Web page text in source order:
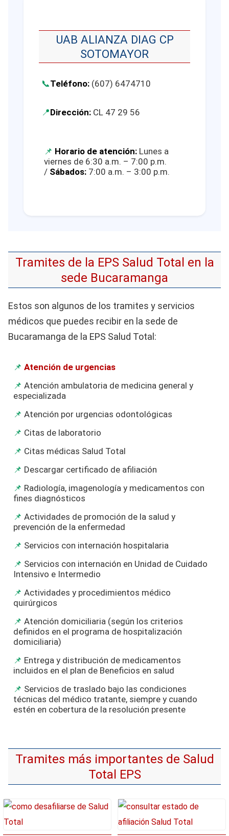
UAB ALIANZA DIAG CP
SOTOMAYOR
Teléfono: (607) 6474710
Dirección: CL 47 29 56
Horario de atención: Lunes a
viernes de 6:30 a.m. – 7:00 p.m.
/ Sábados: 7:00 a.m. – 3:00 p.m.
Tramites de la EPS Salud Total en la
sede Bucaramanga
Estos son algunos de los tramites y servicios
médicos que puedes recibir en la sede de
Bucaramanga de la EPS Salud Total:
Atención de urgencias
Atención ambulatoria de medicina general y
especializada
Atención por urgencias odontológicas
Citas de laboratorio
Citas médicas Salud Total
Descargar certificado de afiliación
Radiología, imagenología y medicamentos con
fines diagnósticos
Actividades de promoción de la salud y
prevención de la enfermedad
Servicios con internación hospitalaria
Servicios con internación en Unidad de Cuidado
Intensivo e Intermedio
Actividades y procedimientos médico
quirúrgicos
Atención domiciliaria (según los criterios
definidos en el programa de hospitalización
domiciliaria)
Entrega y distribución de medicamentos
incluidos en el plan de Beneficios en salud
Servicios de traslado bajo las condiciones
técnicas del médico tratante, siempre y cuando
estén en cobertura de la resolución presente
Tramites más importantes de Salud
Total EPS